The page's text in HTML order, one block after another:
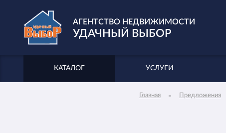
АГЕНТСТВО НЕДВИЖИМОСТИ
УДАЧНЫЙ ВЫБОР
КАТАЛОГ УСЛУГИ
Главная - Предложения